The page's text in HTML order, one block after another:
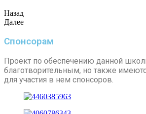
Назад
Далее
Спонсорам
Проект по обеспечению данной
благотворительным, но также
для участия в нем спонсоров.